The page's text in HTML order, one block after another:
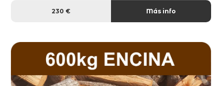
230 € Más info